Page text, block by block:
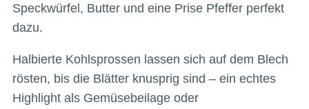
Speckwürfel, Butter und eine Prise Pfeffer perfekt
dazu.
Halbierte Kohlsprossen lassen sich auf dem Blech
rösten, bis die Blätter knusprig sind – ein echtes
Highlight als Gemüsebeilage oder